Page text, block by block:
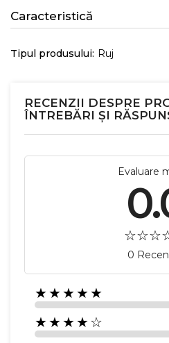
55 Kneehigh
În stoc
Caracteristică
Tipul produsului: Ruj
RECENZII DESPRE
ÎNTREBĂRI ȘI
Evaluare
0
★★★★★
★★★★☆